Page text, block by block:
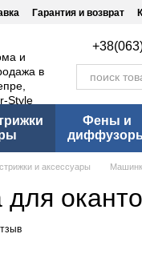
Гарантия и возврат
Фены и
и аксессуары